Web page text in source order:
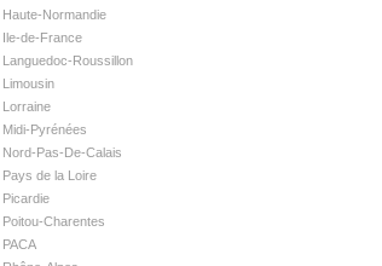
Normandie
Ile-de-France
Roussillon
Lorraine
Pyrénées
Pas-De-Calais
de la Loire
Charentes